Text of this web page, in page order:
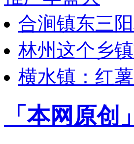
合涧镇东三
林州这个乡
横水镇：红
「本网 原创」